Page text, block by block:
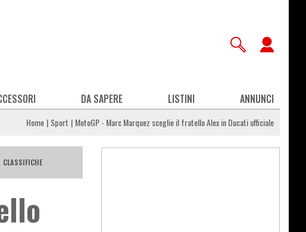
DA SAPERE LISTINI ANNUNCI
Home Sport MotoGP - Marc Marquez sceglie il fratello Alex in Ducati ufficiale
CLASSIFICHE